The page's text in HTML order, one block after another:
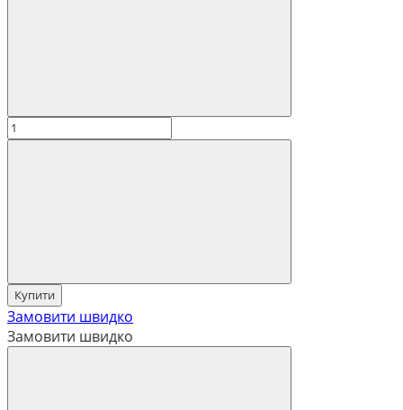
Купити
Замовити швидко
Замовити швидко